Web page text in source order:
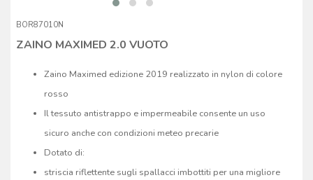
BOR87010N
ZAINO MAXIMED 2.0 VUOTO
Zaino Maximed edizione 2019 realizzato in nylon di colore
rosso
Il tessuto antistrappo e impermeabile consente un uso
sicuro anche con condizioni meteo precarie
Dotato di:
striscia riflettente sugli spallacci imbottiti per una migliore